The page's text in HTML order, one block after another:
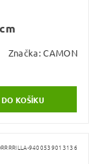
Značka:CAMON
9400539013136